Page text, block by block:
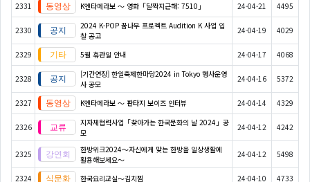
2331 K엔타메라보 ～ 영화「달짝지근해: 7510」 24-04-21 4495
2330
2024 K-POP 꿈나무 프로젝트 Audition K 사업 입
찰 공고
24-04-19 4029
2329 5월 휴관일 안내 24-04-17 4068
2328
[기간연장] 한일축제한마당2024 in Tokyo 행사운영
사 공모
24-04-16 5372
2327 K엔타메라보 ～ 판타지 보이즈 인터뷰 24-04-14 4329
2326
지자체협력사업「찾아가는 한국문화의 날 2024」공
모
24-04-12 4242
2325
한방위크2024～자신에게 맞는 한방을 일상생활에
활용해보세요～
24-04-12 5498
2324 한국요리교실〜김치찜 24-04-10 4733